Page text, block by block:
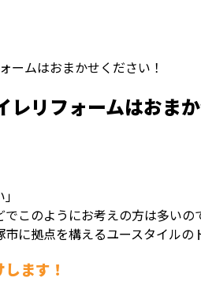
ームはおまかせください！
リフォームはおま
このようにお考えの方は多いの
に拠点を構えるユースタイルの
ます！